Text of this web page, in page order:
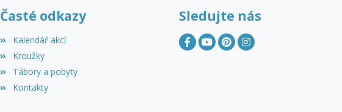
Časté odkazy
Kalendář akcí
Kroužky
Tábory a pobyty
Kontakty
Sledujte nás